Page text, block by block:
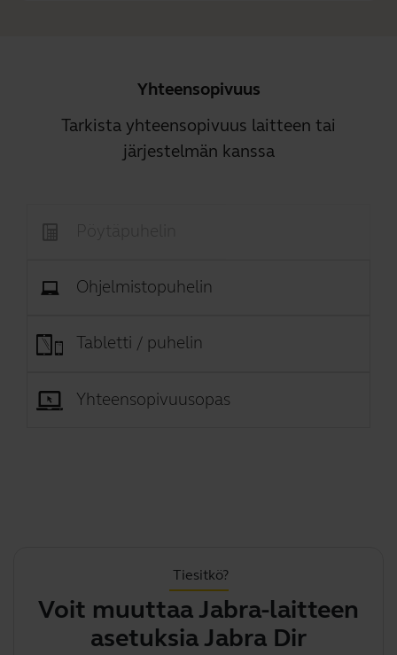
Yhteensopivuus
Tarkista yhteensopivuus laitteen tai
järjestelmän kanssa
Ohjelmistopuhelin
Tabletti / puhelin
Yhteensopivuusopas
Tiesitkö?
Voit muuttaa Jabra-laitteen
asetuksia Jabra Directin